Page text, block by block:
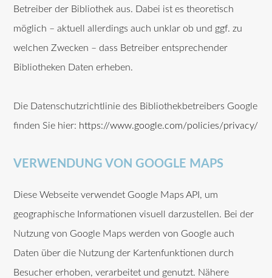
Betreiber der Bibliothek aus. Dabei ist es theoretisch
möglich – aktuell allerdings auch unklar ob und ggf. zu
welchen Zwecken – dass Betreiber entsprechender
Bibliotheken Daten erheben.
Die Datenschutzrichtlinie des Bibliothekbetreibers Google
finden Sie hier: https://www.google.com/policies/privacy/
VERWENDUNG VON GOOGLE MAPS
Diese Webseite verwendet Google Maps API, um
geographische Informationen visuell darzustellen. Bei der
Nutzung von Google Maps werden von Google auch
Daten über die Nutzung der Kartenfunktionen durch
Besucher erhoben, verarbeitet und genutzt. Nähere